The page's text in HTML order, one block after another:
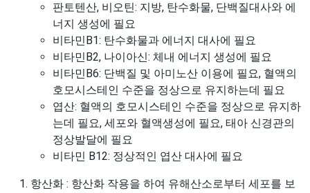
판토텐산, 비오틴: 지방, 탄수화물, 단백질대사와 에
너지 생성에 필요
비타민B1: 탄수화물과 에너지 대사에 필요
비타민B2, 나이아신: 체내 에너지 생성에 필요
비타민B6: 단백질 및 아미노산 이용에 필요, 혈액의
호모시스테인 수준을 정상으로 유지하는데 필요
엽산: 혈액의 호모시스테인 수준을 정상으로 유지하
는데 필요, 세포와 혈액생성에 필요, 태아 신경관의
정상발달에 필요
비타민 B12: 정상적인 엽산 대사에 필요
항산화 : 항산화 작용을 하여 유해산소로부터 세포를 보